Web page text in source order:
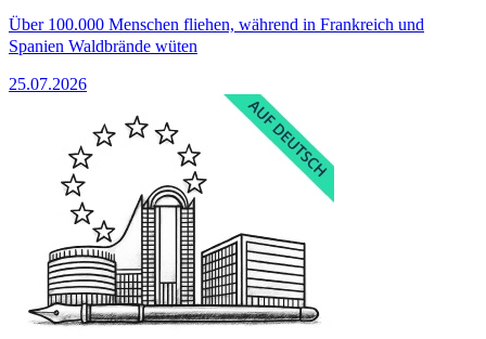
Über 100.000 Menschen fliehen, während in Frankreich und
Spanien Waldbrände wüten
25.07.2026